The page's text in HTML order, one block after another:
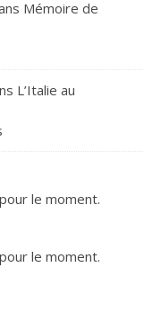
Mémoire de
L’Italie au
le moment.
le moment.